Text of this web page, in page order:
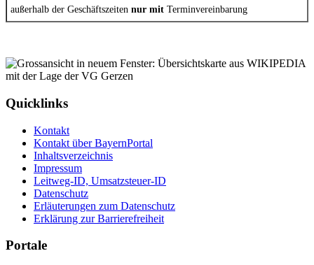
außerhalb der Geschäftszeiten nur mit Terminvereinbarung
Quicklinks
Kontakt
Kontakt über BayernPortal
Inhaltsverzeichnis
Impressum
Leitweg-ID, Umsatzsteuer-ID
Datenschutz
Erläuterungen zum Datenschutz
Erklärung zur Barrierefreiheit
Portale